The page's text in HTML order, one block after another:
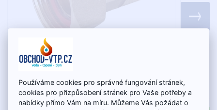
prevlečnou matkou
Používáme cookies pro správné fungování stránek,
cookies pro přizpůsobení stránek pro Vaše potřeby a
nabídky přímo Vám na míru. Můžeme Vás požádat o